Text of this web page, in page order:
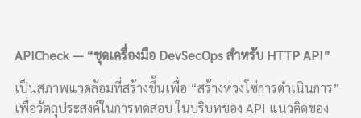
APICheck — “ชุดเครื่องมือ DevSecOps สำหรับ HTTP API”
เป็นสภาพแวดล้อมที่สร้างขึ้นเพื่อ “สร้างห่วงโซ่การดำเนินการ”
เพื่อวัตถุประสงค์ในการทดสอบ ในบริบทของ API แนวคิดของ